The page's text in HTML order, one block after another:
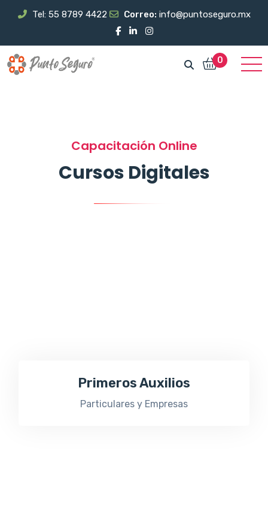
Tel: 55 8789 4422 Correo: info@puntoseguro.mx
0
Capacitación Online
Cursos Digitales
Primeros Auxilios
Particulares y Empresas